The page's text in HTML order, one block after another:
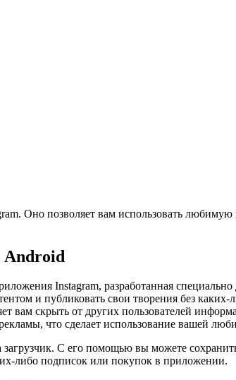
Оно позволяет вам использовать
Android
Instagram, разработанная
и публиковать свои творения без
скрыть от других пользователей
что сделает использование вашей
С его помощью вы можете
либо подписок или покупок в приложении.